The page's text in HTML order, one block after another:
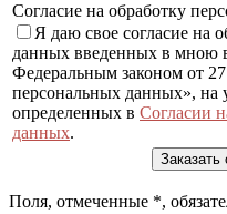
Согласие на обработку
Я даю свое согласие на
данных введенных в мною в
Федеральным законом от
персональных данных», на
определенных в Согласии
данных.
Поля, отмеченные *,